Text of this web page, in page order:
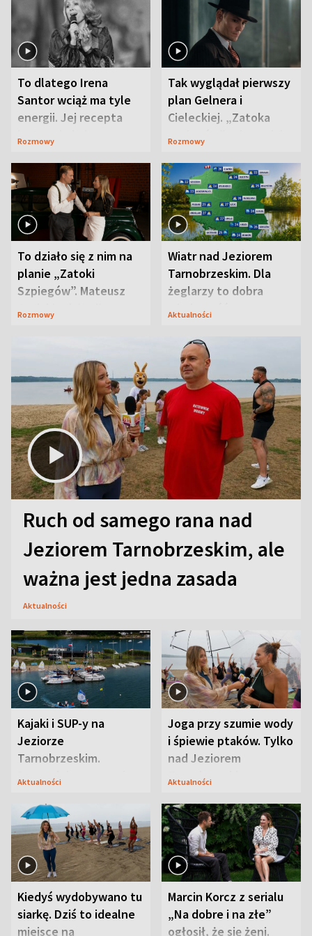
To dlatego Irena
Santor wciąż ma tyle
energii. Jej recepta
jest zaskakująco
Rozmowy
Tak wyglądał pierwszy
plan Gelnera i
Cieleckiej. „Zatoka
szpiegów” od razu ich
Rozmowy
To działo się z nim na
planie „Zatoki
Szpiegów”. Mateusz
Janicki odsłonił
Rozmowy
Wiatr nad Jeziorem
Tarnobrzeskim. Dla
żeglarzy to dobra
wiadomość
Aktualności
Ruch od samego rana nad
Jeziorem Tarnobrzeskim, ale
ważna jest jedna zasada
Aktualności
Kajaki i SUP-y na
Jeziorze
Tarnobrzeskim.
Przyrodnicy zwracają
Aktualności
Joga przy szumie wody
i śpiewie ptaków. Tylko
nad Jeziorem
Tarnobrzeskim
Aktualności
Kiedyś wydobywano tu
siarkę. Dziś to idealne
miejsce na
Marcin Korcz z serialu
„Na dobre i na złe”
ogłosił, że się żeni.